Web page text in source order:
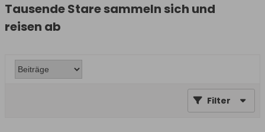
Tausende Stare sammeln sich und
reisen ab
Filter